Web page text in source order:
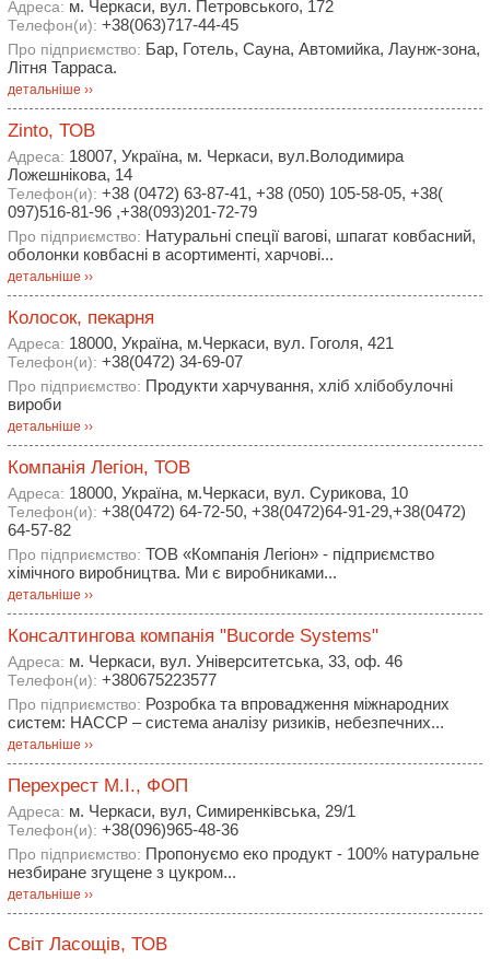
Адреса: м. Черкаси, вул. Петровського, 172
Телефон(и): +38(063)717-44-45
Про підприємство: Бар, Готель, Сауна, Автомийка, Лаунж-зона,
Літня Тарраса.
детальніше ››
Zinto, ТОВ
Адреса: 18007, Україна, м. Черкаси, вул.Володимира
Ложешнікова, 14
Телефон(и): +38 (0472) 63-87-41, +38 (050) 105-58-05, +38(
097)516-81-96 ,+38(093)201-72-79
Про підприємство: Натуральні спеції вагові, шпагат ковбасний,
оболонки ковбасні в асортименті, харчові...
детальніше ››
Колосок, пекарня
Адреса: 18000, Україна, м.Черкаси, вул. Гоголя, 421
Телефон(и): +38(0472) 34-69-07
Про підприємство: Продукти харчування, хліб хлібобулочні
вироби
детальніше ››
Компанія Легіон, ТОВ
Адреса: 18000, Україна, м.Черкаси, вул. Сурикова, 10
Телефон(и): +38(0472) 64-72-50, +38(0472)64-91-29,+38(0472)
64-57-82
Про підприємство: ТОВ «Компанія Легіон» - підприємство
хімічного виробництва. Ми є виробниками...
детальніше ››
Консалтингова компанія "Bucorde Systems"
Адреса: м. Черкаси, вул. Університетська, 33, оф. 46
Телефон(и): +380675223577
Про підприємство: Розробка та впровадження міжнародних
систем: HACCP – система аналізу ризиків, небезпечних...
детальніше ››
Перехрест М.І., ФОП
Адреса: м. Черкаси, вул, Симиренківська, 29/1
Телефон(и): +38(096)965-48-36
Про підприємство: Пропонуємо еко продукт - 100% натуральне
незбиране згущене з цукром...
детальніше ››
Свiт Ласощiв, ТОВ